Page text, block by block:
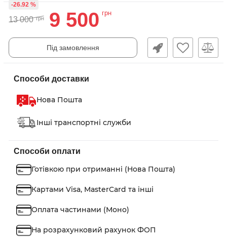
13 000 грн 9 500 грн
-26.92 %
Під замовлення
Способи доставки
Нова Пошта
Інші транспортні служби
Способи оплати
Готівкою при отриманні (Нова Пошта)
Картами Visa, MasterCard та інші
Оплата частинами (Моно)
На розрахунковий рахунок ФОП